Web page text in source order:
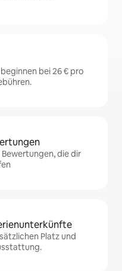
bei 26 € pro
die dir
Platz und